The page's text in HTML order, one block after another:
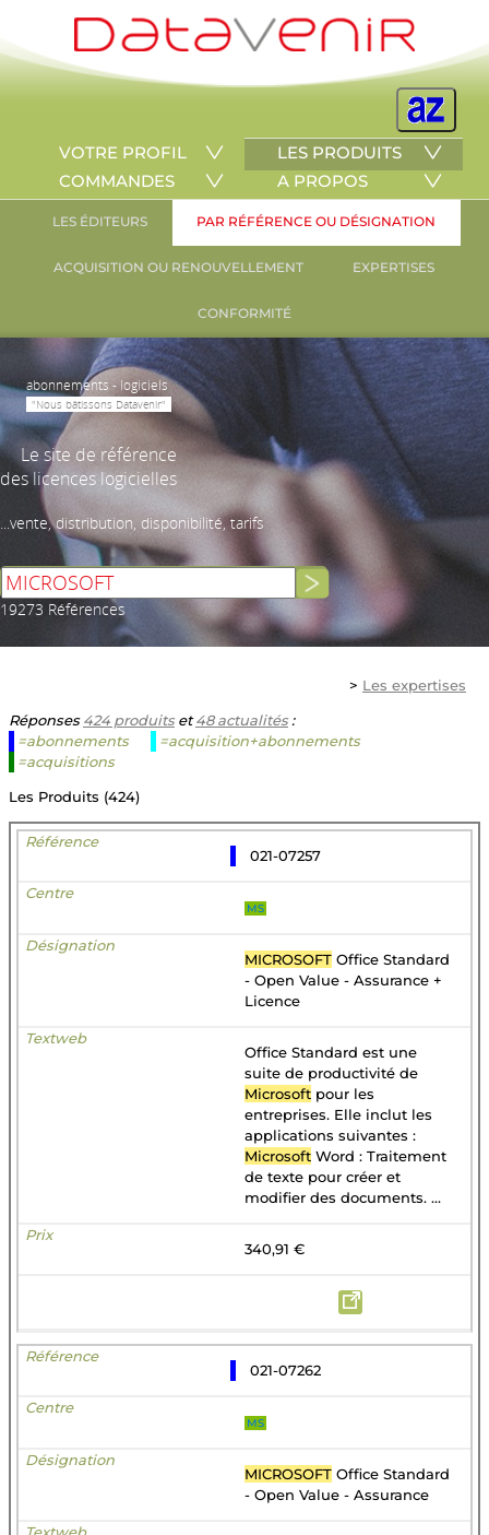
VOTRE PROFIL
LES PRODUITS
COMMANDES
A PROPOS
LES ÉDITEURS PAR RÉFÉRENCE OU DÉSIGNATION
ACQUISITION OU RENOUVELLEMENT EXPERTISES
CONFORMITÉ
abonnements - logiciels
"Nous bâtissons Datavenir"
Le site de référence
des licences logicielles
...vente, distribution, disponibilité, tarifs
19273 Références
> Les expertises
Réponses424 produitset48 actualités:
=abonnements
=acquisition+abonnements
=acquisitions
Les Produits (424)
021-07257
MS
MICROSOFT Office Standard
- Open Value - Assurance +
Licence
Office Standard est une
suite de productivité de
Microsoft pour les
entreprises. Elle inclut les
applications suivantes :
Microsoft Word : Traitement
de texte pour créer et
modifier des documents. ...
340,91 €
021-07262
MS
MICROSOFT Office Standard
- Open Value - Assurance